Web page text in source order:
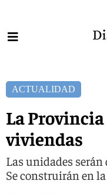
ACTUALIDAD
La
viviendas
Las unidades
Se construirán en